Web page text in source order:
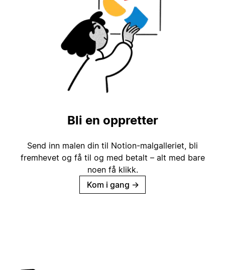
Bli en oppretter
Send inn malen din til Notion-malgalleriet, bli
fremhevet og få til og med betalt – alt med bare
noen få klikk.
Kom i gang →